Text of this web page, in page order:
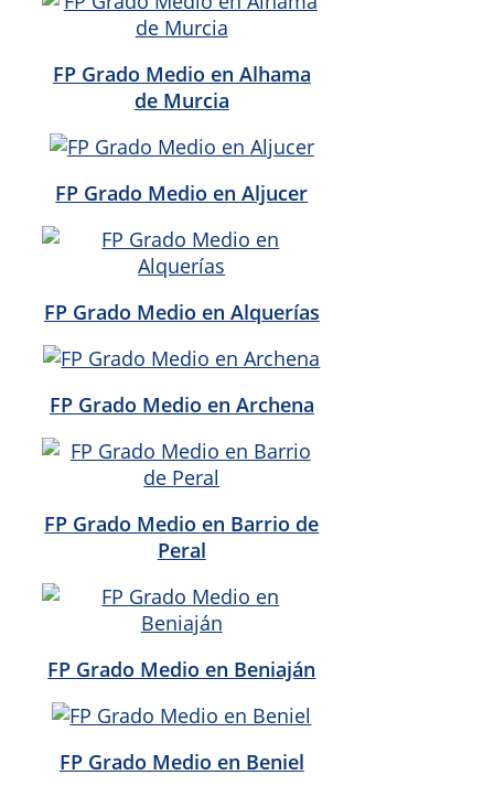
FP Grado Medio en Alhama
de Murcia
FP Grado Medio en Aljucer
FP Grado Medio en Alquerías
FP Grado Medio en Archena
FP Grado Medio en Barrio de
Peral
FP Grado Medio en Beniaján
FP Grado Medio en Beniel